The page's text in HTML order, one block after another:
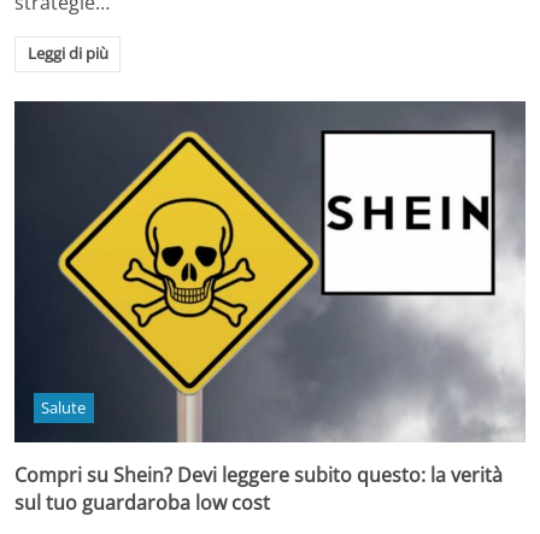
Leggi di più
Salute
Compri su Shein? Devi leggere subito questo: la verità
sul tuo guardaroba low cost